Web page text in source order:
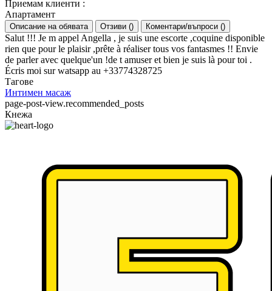
Приемам клиенти :
Апартамент
Описание на обявата Отзиви () Коментари/въпроси ()
Salut !!! Je m appel Angella , je suis une escorte ,coquine disponible
rien que pour le plaisir ,prête à réaliser tous vos fantasmes !! Envie
de parler avec quelque'un !de t amuser et bien je suis là pour toi .
Écris moi sur watsapp au +33774328725
Тагове
Интимен масаж
page-post-view.recommended_posts
Кнежа